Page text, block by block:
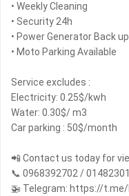
• Weekly Cleaning
• Security 24h
• Power Generator Back up
• Moto Parking Available
Service excludes :
Electricity: 0.25$/kwh
Water: 0.30$/ m3
Car parking : 50$/month
📲 Contact us today for
📞 0968392702 /
🚁 Telegram: https://